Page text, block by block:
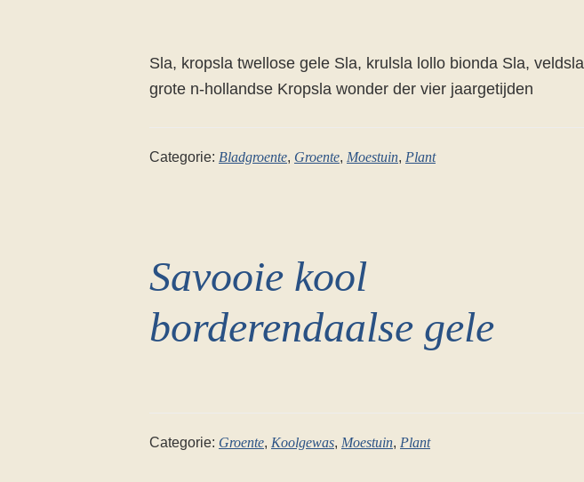
Sla, kropsla twellose gele Sla, krulsla lollo bionda Sla, veldsla
grote n-hollandse Kropsla wonder der vier jaargetijden
Categorie: Bladgroente, Groente, Moestuin, Plant
Savooie kool
borderendaalse gele
Categorie: Groente, Koolgewas, Moestuin, Plant